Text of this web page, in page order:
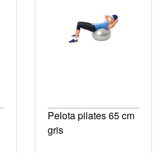
Pelota pilates 65 cm
gris